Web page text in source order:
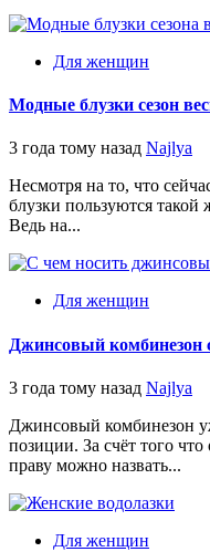
Для женщин
Модные блузки сезон
3 года тому назад Najlya
Несмотря на то, что
блузки пользуются такой
Ведь на...
Для женщин
Джинсовый комбинезон
3 года тому назад Najlya
Джинсовый комбинезон
позиции. За счёт того
праву можно назвать...
Для женщин